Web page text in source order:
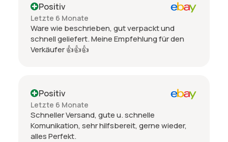
Positiv
Letzte 6 Monate
Ware wie beschrieben, gut verpackt und
schnell geliefert. Meine Empfehlung für den
Verkäufer 👍👍👍
Positiv
Letzte 6 Monate
Schneller Versand, gute u. schnelle
Komunikation, sehr hilfsbereit, gerne wieder,
alles Perfekt.